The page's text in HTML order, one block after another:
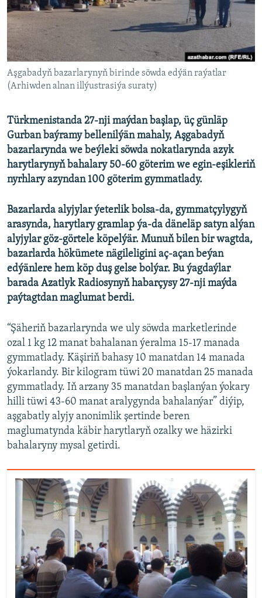
Aşgabadyň bazarlarynyň birinde söwda edýän raýatlar
(Arhiwden alnan illýustrasiýa suraty)
Türkmenistanda 27-nji maýdan başlap, üç günläp
Gurban baýramy bellenilýän mahaly, Aşgabadyň
bazarlarynda we beýleki söwda nokatlarynda azyk
harytlarynyň bahalary 50-60 göterim we egin-eşikleriň
nyrhlary azyndan 100 göterim gymmatlady.
Bazarlarda alyjylar ýeterlik bolsa-da, gymmatçylygyň
arasynda, harytlary gramlap ýa-da däneläp satyn alýan
alyjylar göz-görtele köpelýär. Munuň bilen bir wagtda,
bazarlarda hökümete nägileligini aç-açan beýan
edýänlere hem köp duş gelse bolýar. Bu ýagdaýlar
barada Azatlyk Radiosynyň habarçysy 27-nji maýda
paýtagtdan maglumat berdi.
“Şäheriň bazarlarynda we uly söwda marketlerinde
ozal 1 kg 12 manat bahalanan ýeralma 15-17 manada
gymmatlady. Käşiriň bahasy 10 manatdan 14 manada
ýokarlandy. Bir kilogram tüwi 20 manatdan 25 manada
gymmatlady. Iň arzany 35 manatdan başlanýan ýokary
hilli tüwi 43-60 manat aralygynda bahalanýar” diýip,
aşgabatly alyjy anonimlik şertinde beren
maglumatynda käbir harytlaryň ozalky we häzirki
bahalaryny mysal getirdi.